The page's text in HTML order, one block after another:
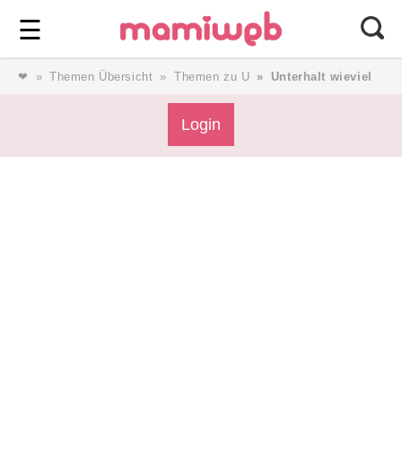
☰ ⎯ Wir lieben Familie ⎯
❤ Themen Übersicht Themen zu U Unterhalt wieviel
Login